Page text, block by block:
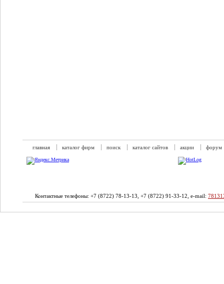
главная каталог фирм поиск каталог сайтов акции форум
Контактные телефоны: +7 (8722) 78-13-13, +7 (8722) 91-33-12, e-mail: